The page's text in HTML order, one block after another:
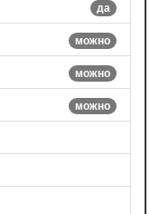
да
можно
можно
можно